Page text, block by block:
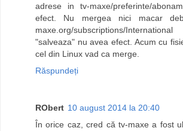
adrese in tv-maxe/preferinte/
efect. Nu mergea nici macar
maxe.org/subscriptions/
"salveaza" nu avea efect. Acum cu
cel din Linux vad ca merge.
Răspundeți
RObert 10 august 2014 la 20:40
În orice caz, cred că tv-maxe a fost